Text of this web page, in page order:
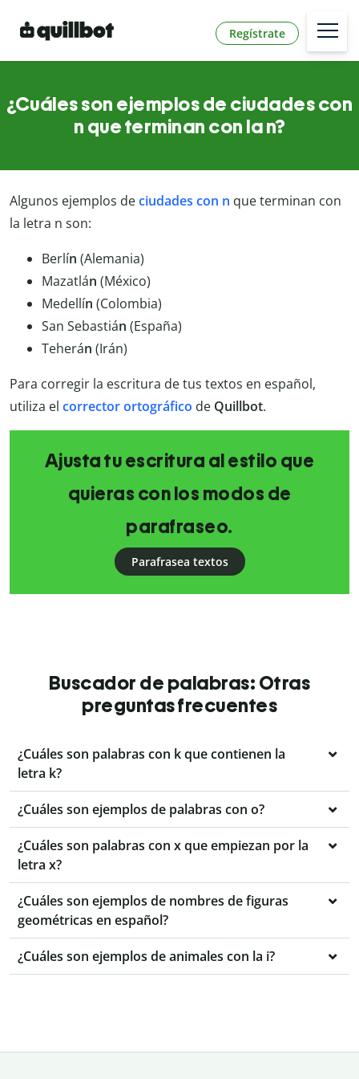
Regístrate
¿Cuáles son ejemplos de ciudades con
n que terminan con la n?
Algunos ejemplos deciudades con n que terminan con
la letra n son:
Berlín (Alemania)
Mazatlán (México)
Medellín (Colombia)
San Sebastián (España)
Teherán (Irán)
Para corregir la escritura de tus textos en español,
utiliza el corrector ortográfico de Quillbot.
Ajusta tu escritura al estilo que
quieras con los modos de
parafraseo.
Parafrasea textos
Buscador de palabras: Otras
preguntas frecuentes
¿Cuáles son palabras con k que contienen la
letra k?
¿Cuáles son ejemplos de palabras con o?
¿Cuáles son palabras con x que empiezan por la
letra x?
¿Cuáles son ejemplos de nombres de figuras
geométricas en español?
¿Cuáles son ejemplos de animales con la i?